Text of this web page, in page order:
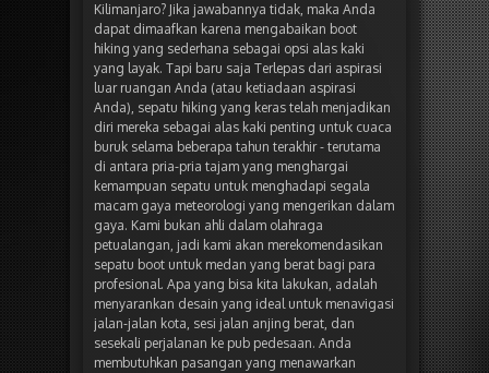
Kilimanjaro? Jika jawabannya tidak, maka Anda
dapat dimaafkan karena mengabaikan boot
hiking yang sederhana sebagai opsi alas kaki
yang layak. Tapi baru saja Terlepas dari aspirasi
luar ruangan Anda (atau ketiadaan aspirasi
Anda), sepatu hiking yang keras telah menjadikan
diri mereka sebagai alas kaki penting untuk cuaca
buruk selama beberapa tahun terakhir - terutama
di antara pria-pria tajam yang menghargai
kemampuan sepatu untuk menghadapi segala
macam gaya meteorologi yang mengerikan dalam
gaya. Kami bukan ahli dalam olahraga
petualangan, jadi kami akan merekomendasikan
sepatu boot untuk medan yang berat bagi para
profesional. Apa yang bisa kita lakukan, adalah
menyarankan desain yang ideal untuk menavigasi
jalan-jalan kota, sesi jalan anjing berat, dan
sesekali perjalanan ke pub pedesaan. Anda
membutuhkan pasangan yang menawarkan